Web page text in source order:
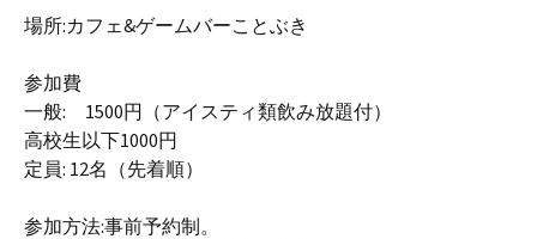
場所:カフェ&ゲームバーことぶき
参加費
一般: 1500円（アイスティ類飲み放題付）
高校生以下1000円
定員: 12名（先着順）
参加方法:事前予約制。